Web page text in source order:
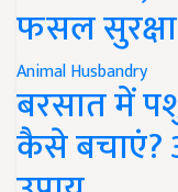
फसल
Animal Husbandry
बरसात में
कैसे बचाएं?